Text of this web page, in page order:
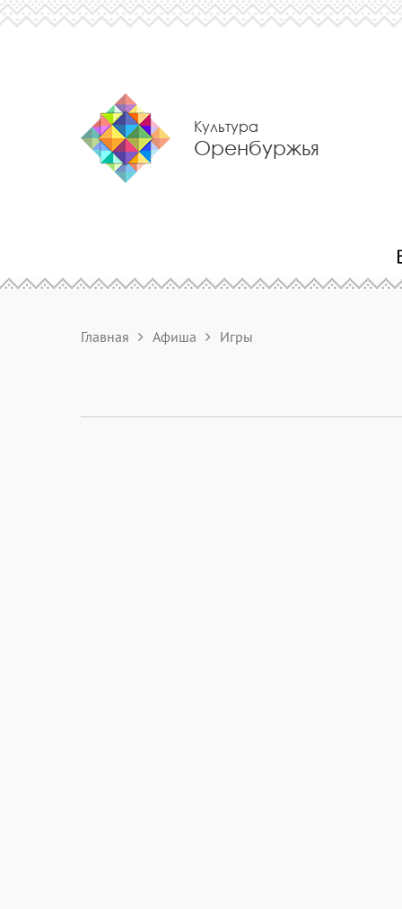
Культура
Оренбуржья
Главная Афиша Игры